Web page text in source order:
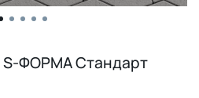
S-ФОРМА Стандарт